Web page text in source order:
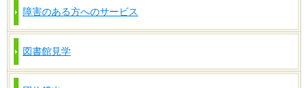
障害のある方へのサービス
図書館見学